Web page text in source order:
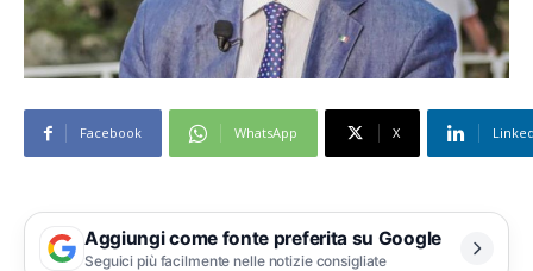
Facebook WhatsApp X
Aggiungi come fonte preferita su Google
Seguici più facilmente nelle notizie consigliate